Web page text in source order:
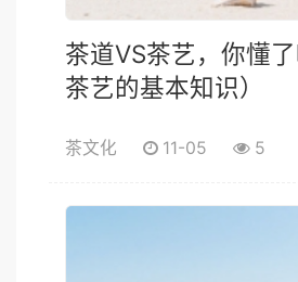
茶道VS茶艺，你懂
茶艺的基本知识）
茶文化 11-05 5